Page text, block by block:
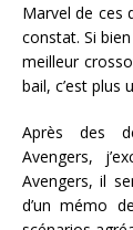
Marvel de ces
constat. Si
meilleur
bail, c’est plus
Après des
Avengers,
Avengers, il
d’un mémo